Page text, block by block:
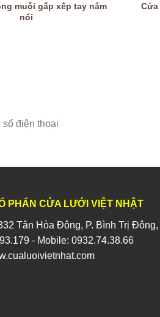
muỗi gấp xếp tay nắm
nổi
PHẨN CỬA LƯỚI VIỆT NHẬT
Tân Hòa Đông, P. Bình Trị Đông,
- Mobile: 0932.74.38.66